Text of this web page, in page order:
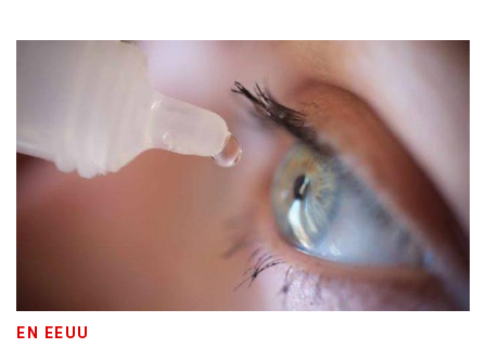
EN EEUU